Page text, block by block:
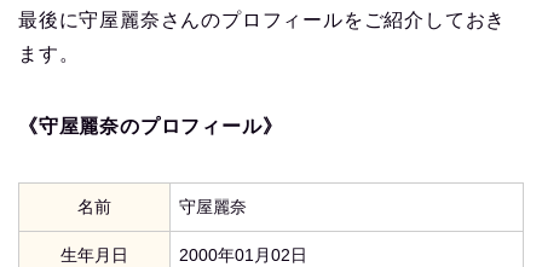
最後に守屋麗奈さんのプロフィールをご紹介しておき
ます。
《守屋麗奈のプロフィール》
名前 守屋麗奈
生年月日 2000年01月02日